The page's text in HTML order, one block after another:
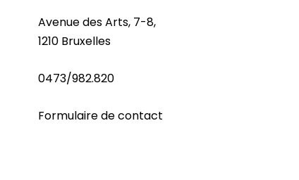
Avenue des Arts, 7-8,
1210 Bruxelles
0473/982.820
Formulaire de contact